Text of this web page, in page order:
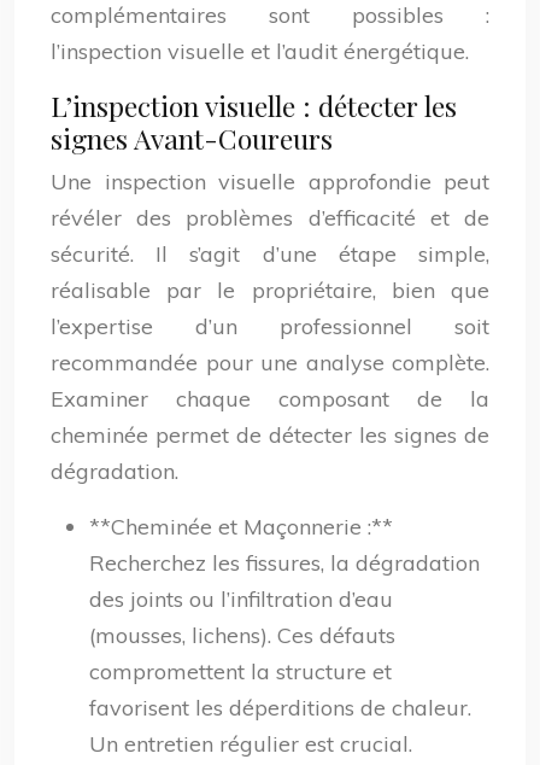
complémentaires sont possibles :
l’inspection visuelle et l’audit énergétique.
L’inspection visuelle : détecter les
signes Avant-Coureurs
Une inspection visuelle approfondie peut
révéler des problèmes d’efficacité et de
sécurité. Il s’agit d’une étape simple,
réalisable par le propriétaire, bien que
l’expertise d’un professionnel soit
recommandée pour une analyse complète.
Examiner chaque composant de la
cheminée permet de détecter les signes de
dégradation.
**Cheminée et Maçonnerie :**
Recherchez les fissures, la dégradation
des joints ou l’infiltration d’eau
(mousses, lichens). Ces défauts
compromettent la structure et
favorisent les déperditions de chaleur.
Un entretien régulier est crucial.